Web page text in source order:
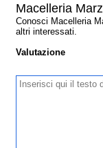
Macelleria
Conosci Macelleria
altri interessati.
Valutazione